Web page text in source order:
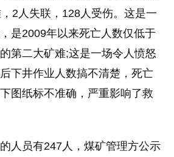
2人失联，128人受伤。这是一
是2009年以来死亡人数仅低于
第二大矿难;这是一场令人愤怒
下井作业人数搞不清楚，死亡
图纸标不准确，严重影响了救
人员有247人，煤矿管理方公示